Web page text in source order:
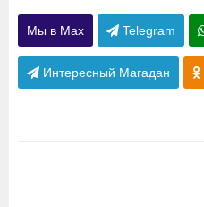
Мы в Max Telegram
Интересный Магадан